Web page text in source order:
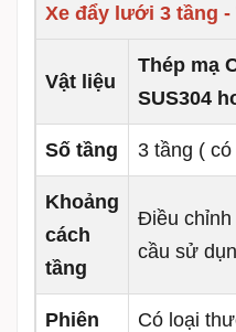
Xe đẩy lưới 3 tầng -
Vật liệu
Thép mạ
SUS304
Số tầng 3 tầng (
Khoảng
cách
tầng
Điều chỉnh
cầu sử
Phiên
Có loại